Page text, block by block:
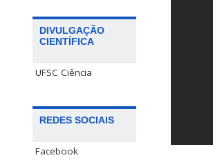
DIVULGAÇÃO
CIENTÍFICA
UFSC Ciência
REDES SOCIAIS
Facebook